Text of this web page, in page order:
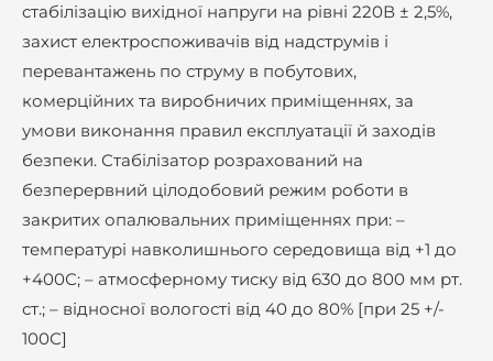
стабілізацію вихідної напруги на рівні 220В ± 2,5%,
захист електроспоживачів від надструмів і
перевантажень по струму в побутових,
комерційних та виробничих приміщеннях, за
умови виконання правил експлуатації й заходів
безпеки. Стабілізатор розрахований на
безперервний цілодобовий режим роботи в
закритих опалювальних приміщеннях при: –
температурі навколишнього середовища від +1 до
+400С; – атмосферному тиску від 630 до 800 мм рт.
ст.; – відносної вологості від 40 до 80% [при 25 +/-
100С]